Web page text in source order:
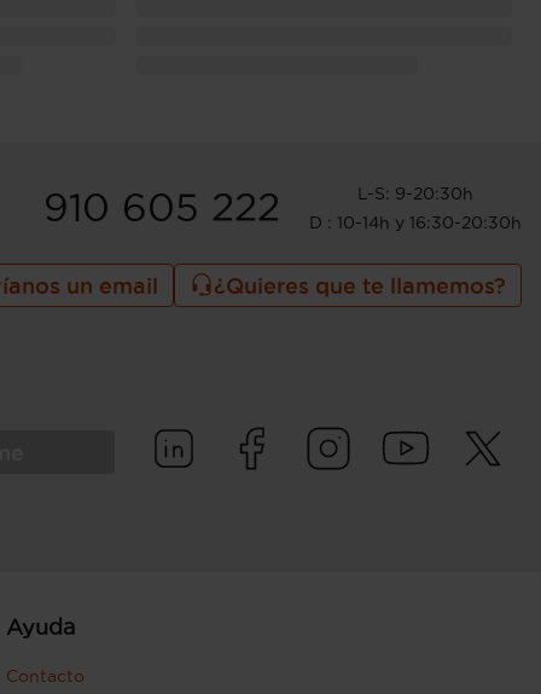
910 605 222
L-S: 9-20:30h
D : 10-14h y 16:30-20:30h
un email ¿Quieres que te llamemos?
Ayuda
Contacto